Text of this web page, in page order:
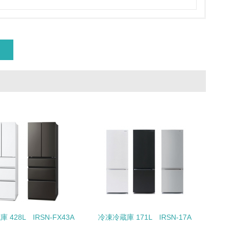
クル目標や計画を立てている
植林、天然林保護、間伐＞、認証品の
庫 428L IRSN-FX43A 冷凍冷蔵庫 171L IRSN-17A